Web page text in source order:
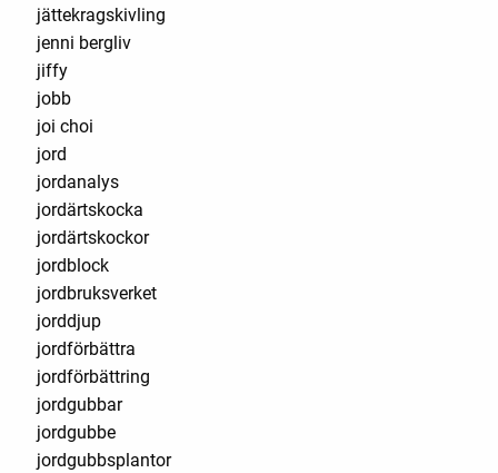
jättekragskivling
jenni bergliv
jiffy
jobb
joi choi
jord
jordanalys
jordärtskocka
jordärtskockor
jordblock
jordbruksverket
jorddjup
jordförbättra
jordförbättring
jordgubbar
jordgubbe
jordgubbsplantor